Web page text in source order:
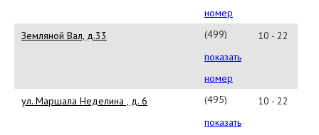
79-
81
номер
Земляной Вал, д.33
(499)
788-
73-
19
показать
номер
10 - 22
ул. Маршала Неделина , д. 6
(495)
915-
показать
10 - 22